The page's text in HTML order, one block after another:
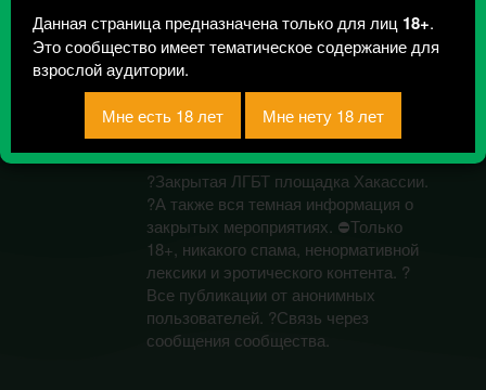
Данная страница предназначена только для лиц 18+.
Это сообщество имеет тематическое содержание для
взрослой аудитории.Подслушано в теме
Хакасии.18+
Всего 2, за сегодня 0 сообщений
отправлено / Рейтинг 1
?Закрытая ЛГБТ площадка Хакассии.
?️А также вся темная информация о
закрытых мероприятиях. ⛔Только
18+, никакого спама, ненормативной
лексики и эротического контента. ?
Все публикации от анонимных
пользователей. ?Связь через
сообщения сообщества.